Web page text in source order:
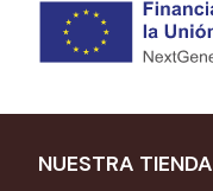
NUESTRA TIENDA